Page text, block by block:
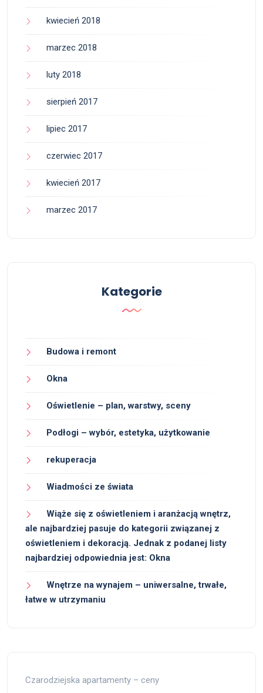
kwiecień 2018
marzec 2018
luty 2018
sierpień 2017
lipiec 2017
czerwiec 2017
kwiecień 2017
marzec 2017
Kategorie
Budowa i remont
Okna
Oświetlenie – plan, warstwy, sceny
Podłogi – wybór, estetyka, użytkowanie
rekuperacja
Wiadmości ze świata
Wiąże się z oświetleniem i aranżacją wnętrz,
ale najbardziej pasuje do kategorii związanej z
oświetleniem i dekoracją. Jednak z podanej listy
najbardziej odpowiednia jest: Okna
Wnętrze na wynajem – uniwersalne, trwałe,
łatwe w utrzymaniu
Czarodziejska apartamenty – ceny